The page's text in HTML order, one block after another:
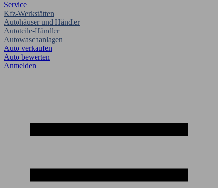
Service
Kfz-Werkstätten
Autohäuser und Händler
Autoteile-Händler
Autowaschanlagen
Auto verkaufen
Auto bewerten
Anmelden